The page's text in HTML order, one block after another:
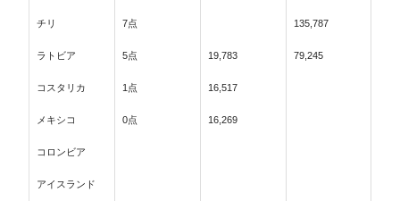
チリ 7点 135,787
ラトビア 5点 19,783 79,245
コスタリカ 1点 16,517
メキシコ 0点 16,269
コロンビア
アイスランド